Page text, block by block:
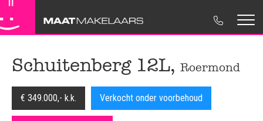
Schuitenberg 12L, Roermond
€ 349.000,- k.k. Verkocht onder voorbehoud
Huurwoningen
Nieuwbouw
NVM Makelaar
Ons Team
Woning aankopen
Huur & Verhuur
Move.nl
Disclaimer